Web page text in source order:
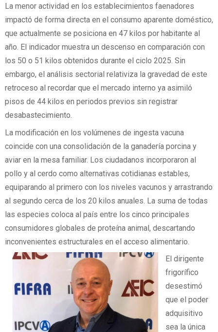
La menor actividad en los establecimientos faenadores
impactó de forma directa en el consumo aparente doméstico,
que actualmente se posiciona en 47 kilos por habitante al
año. El indicador muestra un descenso en comparación con
los 50 o 51 kilos obtenidos durante el ciclo 2025. Sin
embargo, el análisis sectorial relativiza la gravedad de este
retroceso al recordar que el mercado interno ya asimiló
pisos de 44 kilos en periodos previos sin registrar
desabastecimiento.
La modificación en los volúmenes de ingesta vacuna
coincide con una consolidación de la ganadería porcina y
aviar en la mesa familiar. Los ciudadanos incorporaron al
pollo y al cerdo como alternativas cotidianas estables,
equiparando al primero con los niveles vacunos y arrastrando
al segundo cerca de los 20 kilos anuales. La suma de todas
las especies coloca al país entre los cinco principales
consumidores globales de proteína animal, descartando
inconvenientes estructurales en el acceso alimentario.
El dirigente
frigorífico
desestimó
que el poder
adquisitivo
sea la única